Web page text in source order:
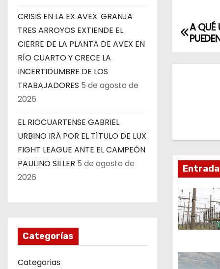
CRISIS EN LA EX AVEX. GRANJA
TRES ARROYOS EXTIENDE EL
CIERRE DE LA PLANTA DE AVEX EN
RÍO CUARTO Y CRECE LA
INCERTIDUMBRE DE LOS
TRABAJADORES 5 de agosto de
2026
EL RIOCUARTENSE GABRIEL
URBINO IRÁ POR EL TÍTULO DE LUX
FIGHT LEAGUE ANTE EL CAMPEÓN
PAULINO SILLER 5 de agosto de
2026
Categorías
Categorias
N
c
i
ó
n
e
A QUÉ